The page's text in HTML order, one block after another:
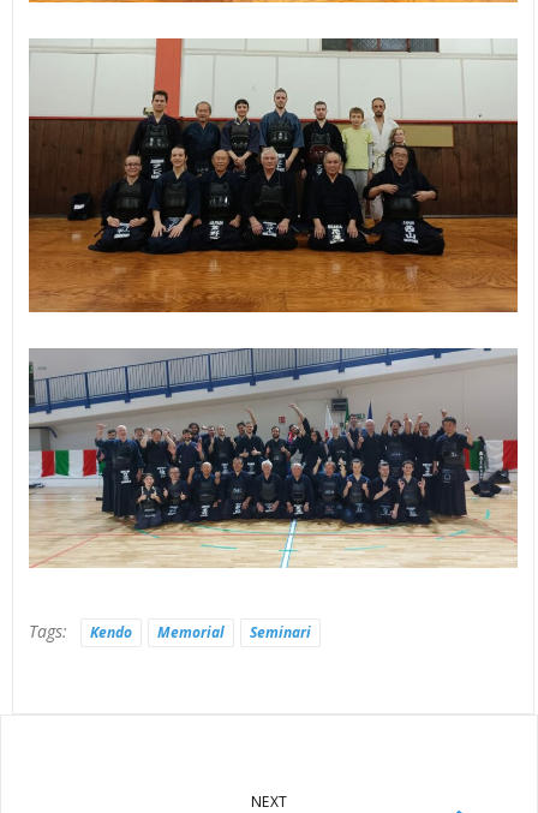
Tags: Kendo Memorial Seminari
NEXT